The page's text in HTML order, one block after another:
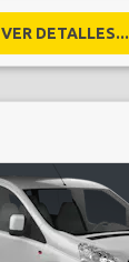
VER DETALLES...